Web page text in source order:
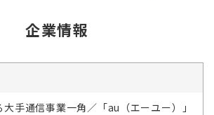
企業情報
手通信事業一角／「au（エーユー）」